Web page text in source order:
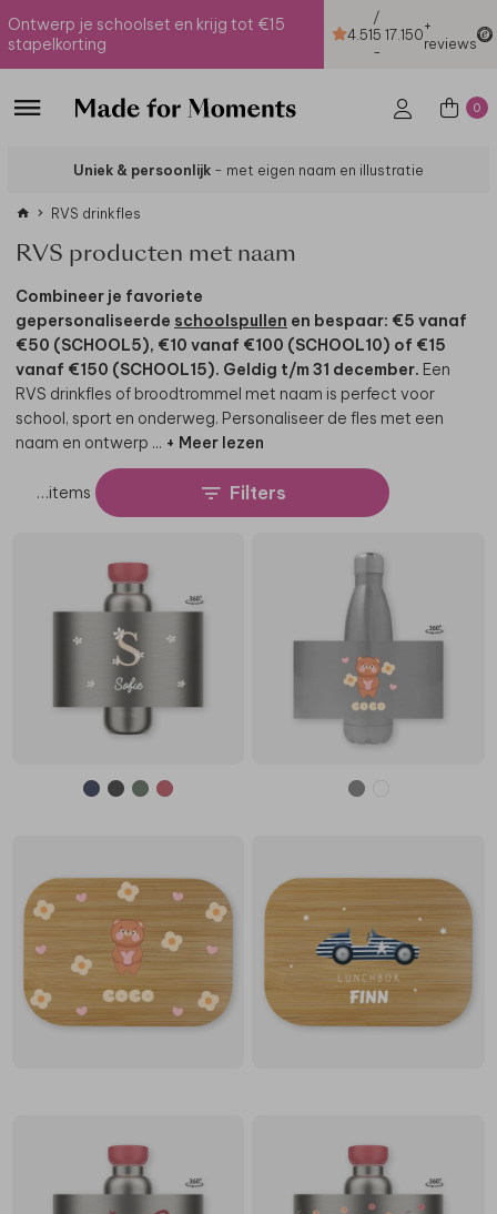
Ontwerp je schoolset en krijg tot €15
stapelkorting
4.51
/
5
-
17.150+
reviews
0
Uniek & persoonlijk - met eigen naam en illustratie
RVS drinkfles
RVS producten met naam
Combineer je favoriete
gepersonaliseerde schoolspullen en bespaar: €5 vanaf
€50 (SCHOOL5), €10 vanaf €100 (SCHOOL10) of €15
vanaf €150 (SCHOOL15). Geldig t/m 31 december. Een
RVS drinkfles of broodtrommel met naam is perfect voor
school, sport en onderweg. Personaliseer de fles met een
naam en ontwerp ... + Meer lezen
…items Filters